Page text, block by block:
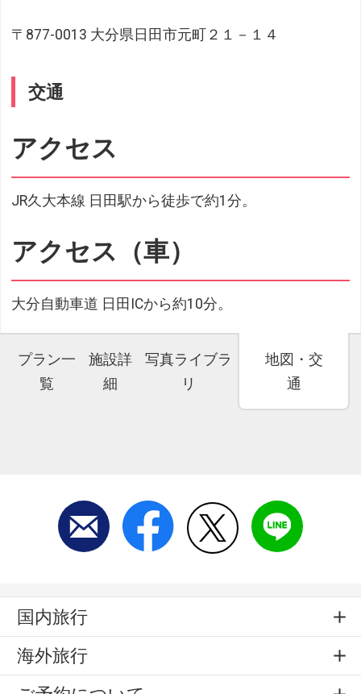
〒877-0013 大分県日田市元町２１－１４
交通
アクセス
JR久大本線 日田駅から徒歩で約1分。
アクセス（車）
大分自動車道 日田ICから約10分。
プラン一
覧
施設詳
細
写真ライブラ
リ
地図・交
通
国内旅行
海外旅行